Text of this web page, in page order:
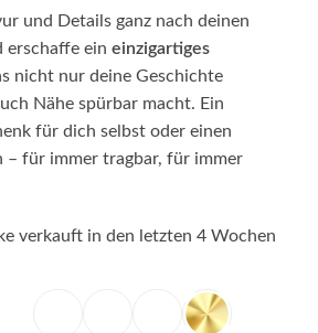
und Details ganz nach deinen
erschaffe ein einzigartiges
nicht nur deine Geschichte
Nähe spürbar macht. Ein
für dich selbst oder einen
– für immer tragbar, für immer
verkauft in den letzten 4 Wochen